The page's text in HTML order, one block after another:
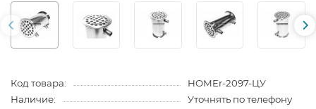
Код товара:
HOMEr-2097-ЦУ
Наличие:
Уточнять по телефону